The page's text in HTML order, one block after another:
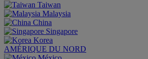
Taiwan
Malaysia
China
Singapore
Korea
AMÉRIQUE DU NORD